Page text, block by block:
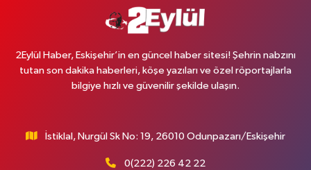
2Eylül Haber, Eskişehir’in en güncel haber sitesi! Şehrin nabzını
tutan son dakika haberleri, köşe yazıları ve özel röportajlarla
bilgiye hızlı ve güvenilir şekilde ulaşın.
İstiklal, Nurgül Sk No: 19, 26010 Odunpazarı/Eskişehir
0(222) 226 42 22